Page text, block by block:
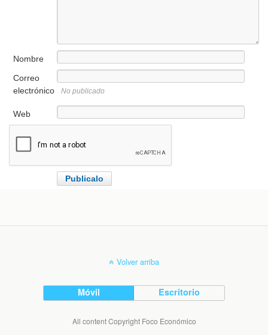
Nombre
Correo
electrónico
No publicado
Web
Volver arriba
Móvil Escritorio
All content Copyright Foco Económico